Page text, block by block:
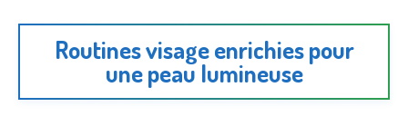
Routines visage enrichies pour
une peau lumineuse